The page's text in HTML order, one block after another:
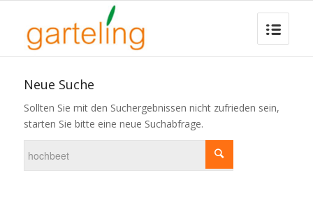
Neue Suche
Sollten Sie mit den Suchergebnissen nicht zufrieden sein,
starten Sie bitte eine neue Suchabfrage.